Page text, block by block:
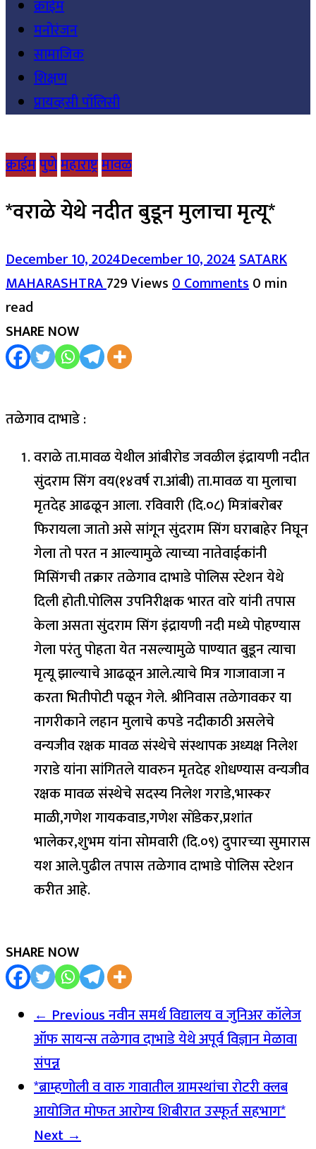
क्राईम
मनोरंजन
सामाजिक
शिक्षण
प्रायव्हसी पॉलिसी
क्राईमपुणेमहाराष्ट्रमावळ
*वराळे येथे नदीत बुडून मुलाचा मृत्यू*
December 10, 2024December 10, 2024SATARK
MAHARASHTRA729 Views0 Comments0 min
read
SHARE NOW
तळेगाव दाभाडे :
वराळे ता.मावळ येथील आंबीरोड जवळील इंद्रायणी नदीत
सुंदराम सिंग वय(१४वर्ष रा.आंबी) ता.मावळ या मुलाचा
मृतदेह आढळून आला. रविवारी (दि.०८) मित्रांबरोबर
फिरायला जातो असे सांगून सुंदराम सिंग घराबाहेर निघून
गेला तो परत न आल्यामुळे त्याच्या नातेवाईकांनी
मिसिंगची तक्रार तळेगाव दाभाडे पोलिस स्टेशन येथे
दिली होती.पोलिस उपनिरीक्षक भारत वारे यांनी तपास
केला असता सुंदराम सिंग इंद्रायणी नदी मध्ये पोहण्यास
गेला परंतु पोहता येत नसल्यामुळे पाण्यात बुडून त्याचा
मृत्यू झाल्याचे आढळून आले.त्याचे मित्र गाजावाजा न
करता भितीपोटी पळून गेले. श्रीनिवास तळेगावकर या
नागरीकाने लहान मुलाचे कपडे नदीकाठी असलेचे
वन्यजीव रक्षक मावळ संस्थेचे संस्थापक अध्यक्ष निलेश
गराडे यांना सांगितले यावरुन मृतदेह शोधण्यास वन्यजीव
रक्षक मावळ संस्थेचे सदस्य निलेश गराडे,भास्कर
माळी,गणेश गायकवाड,गणेश सोंडेकर,प्रशांत
भालेकर,शुभम यांना सोमवारी (दि.०९) दुपारच्या सुमारास
यश आले.पुढील तपास तळेगाव दाभाडे पोलिस स्टेशन
करीत आहे.
SHARE NOW
← Previousनवीन समर्थ विद्यालय व जुनिअर कॉलेज
ऑफ सायन्स तळेगाव दाभाडे येथे अपूर्व विज्ञान मेळावा
संपन्न
*ब्राम्हणोली व वारु गावातील ग्रामस्थांचा रोटरी क्लब
आयोजित मोफत आरोग्य शिबीरात उस्फूर्त सहभाग*
Next →